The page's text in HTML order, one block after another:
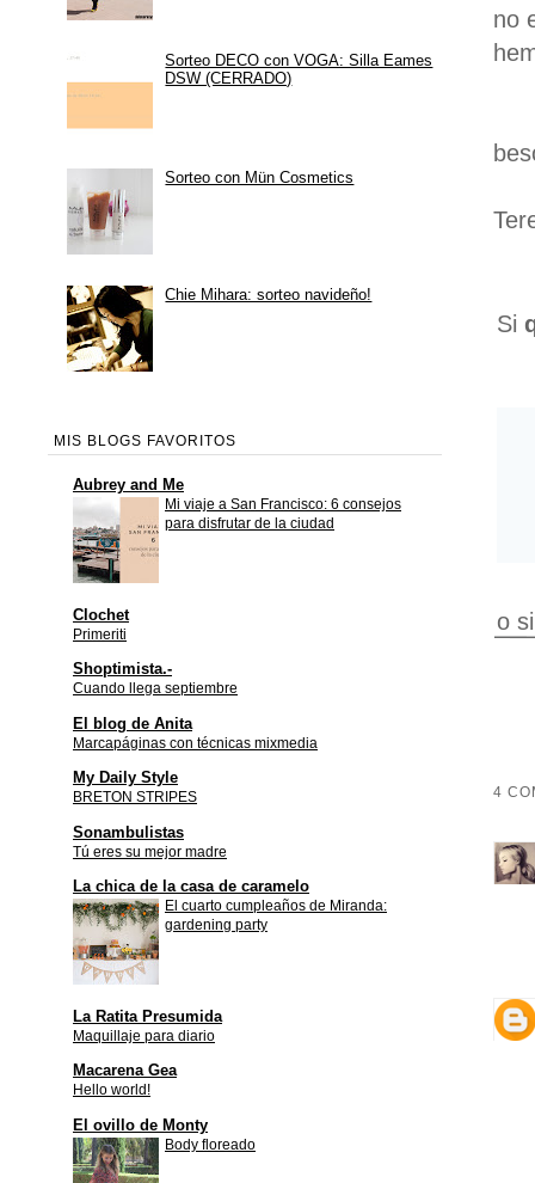
no
Si
o
4
Sorteo DECO con VOGA: Silla Eames
DSW (CERRADO)
Sorteo con Mün Cosmetics
Chie Mihara: sorteo navideño!
MIS BLOGS FAVORITOS
Aubrey and Me
Mi viaje a San Francisco: 6 consejos
para disfrutar de la ciudad
Clochet
Primeriti
Shoptimista.-
Cuando llega septiembre
El blog de Anita
Marcapáginas con técnicas mixmedia
My Daily Style
BRETON STRIPES
Sonambulistas
Tú eres su mejor madre
La chica de la casa de caramelo
El cuarto cumpleaños de Miranda:
gardening party
La Ratita Presumida
Maquillaje para diario
Macarena Gea
Hello world!
El ovillo de Monty
Body floreado